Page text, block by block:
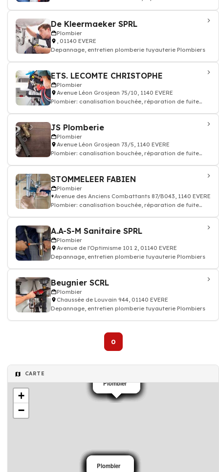
De Kleermaeker SPRL
Plombier
, 01140 EVERE
Depannage, entretien plomberie tuyauterie Plombiers
ETS. LECOMTE CHRISTOPHE
Plombier
Avenue Léon Grosjean 75/10, 1140 EVERE
Plombier: canalisation bouchée, réparation de fuite
JS Plomberie
Plombier
Avenue Léon Grosjean 73/5, 1140 EVERE
Plombier: canalisation bouchée, réparation de fuite
STOMMELEER FABIEN
Plombier
Avenue des Anciens Combattants 87/B043, 1140 EVERE
Plombier: canalisation bouchée, réparation de fuite
A.A-S-M Sanitaire SPRL
Plombier
Avenue de l'Optimisme 101 2, 01140 EVERE
Depannage, entretien plomberie tuyauterie Plombiers
Beugnier SCRL
Plombier
Chaussée de Louvain 944, 01140 EVERE
Depannage, entretien plomberie tuyauterie Plombiers
0
CARTE
Plombier
Plombier
Plombier
Plombier
Plombier
Plombier
Plombier
Plombier
Plombier
Plombier
Plombier
Plombier
Plombier
Plombier
Plombier
Plombier
Plombier
Plombier
Plombier
Plombier
+
−